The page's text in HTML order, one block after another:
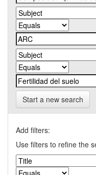
Start a new search
Add filters:
Use filters to refine the